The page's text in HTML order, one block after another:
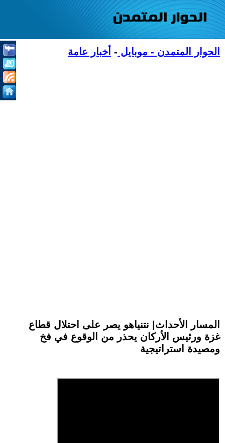
الحوار المتمدن - موبايل - أخبار عامة
المسار الأحداث| نتنياهو يصر على احتلال قطاع
غزة ورئيس الأركان يحذر من الوقوع في فخ
ومصيدة استراتيجية